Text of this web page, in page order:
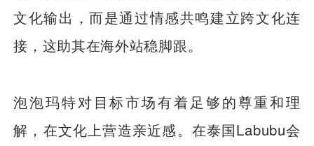
文化输出，而是通过情感共鸣建立跨文化连
接，这助其在海外站稳脚跟。
泡泡玛特对目标市场有着足够的尊重和理
解，在文化上营造亲近感。在泰国Labubu会